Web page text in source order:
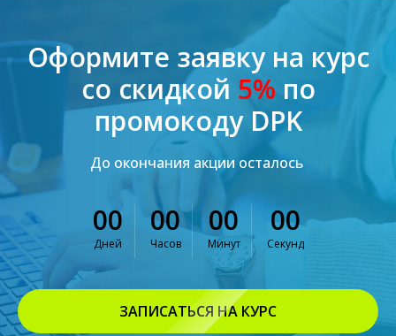
Оформите заявку на курс
со скидкой 5% по
промокоду DPK
До окончания акции осталось
00
Дней
00
Часов
00
Минут
00
Секунд
ЗАПИСАТЬСЯ НА КУРС